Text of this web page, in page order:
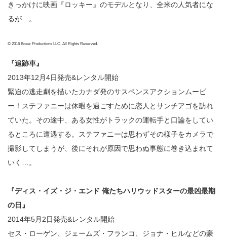
きっかけに映画『ロッキー』のモデルとなり、全米の人気者にな
るが…。
© 2016 Boxer Productions LLC. All Rights Reserved.
『追跡車』
2013年12月4日発売&レンタル開始
緊迫の逃走劇を描いたカナダ発のサスペンスアクションムービ
ー！ステファニーは休暇を過ごすために恋人とサンチアゴを訪れ
ていた。その途中、ある女性がトラックの運転手と口論をしてい
るところに遭遇する。ステファニーは思わずその様子をカメラで
撮影してしまうが、後にそれが原因で思わぬ事態に巻き込まれて
いく…。
『ディス・イズ・ジ・エンド 俺たちハリウッドスターの最凶最期
の日』
2014年5月2日発売&レンタル開始
セス・ローゲン、ジェームズ・フランコ、ジョナ・ヒルなどの豪